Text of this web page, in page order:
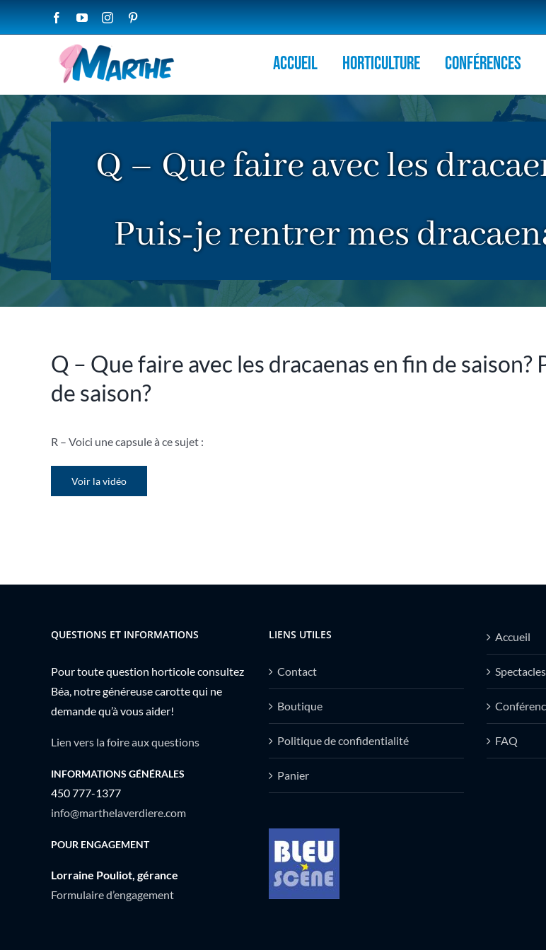
FacebookYouTubeInstagram
Accueil HORTICULTURE Conférences
Q – Que faire avec les
Puis-je rentrer mes
Q – Que faire avec les dracaenas en fin de
de saison?
R – Voici une capsule à ce sujet :
Voir la vidéo
QUESTIONS ET INFORMATIONS
Pour toute question horticole consultez
Béa, notre généreuse carotte qui ne
demande qu’à vous aider!
Lien vers la foire aux questions
INFORMATIONS GÉNÉRALES
450 777-1377
info@marthelaverdiere.com
POUR ENGAGEMENT
Lorraine Pouliot, gérance
Formulaire d’engagement
LIENS UTILES
Contact
Boutique
Politique de confidentialité
Panier
Accueil
Spectacles
FAQ